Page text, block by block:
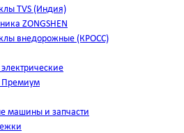
TVS (Индия)
ZONGSHEN
внедорожные (КРОСС)
Премиум
машины и запчасти